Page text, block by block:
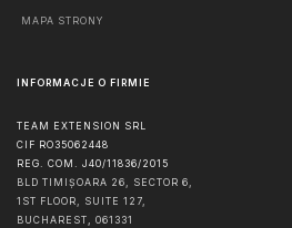
MAPA STRONY
INFORMACJE O FIRMIE
TEAM EXTENSION SRL
CIF RO35062448
REG. COM. J40/11836/2015
BLD TIMIȘOARA 26, SECTOR 6,
1ST FLOOR, SUITE 127,
BUCHAREST, 061331